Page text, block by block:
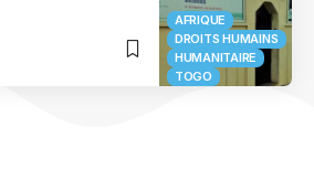
AFRIQUE
DROITS HUMAINS
HUMANITAIRE
TOGO